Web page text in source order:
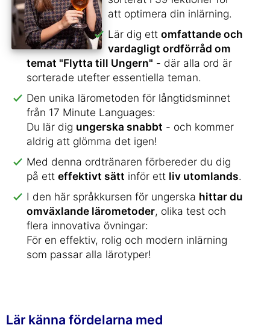
att optimera din inlärning.
Lär dig ett omfattande och
vardagligt ordförråd om
temat "Flytta till Ungern" - där alla ord är
sorterade utefter essentiella teman.
Den unika lärometoden för långtidsminnet
från 17 Minute Languages:
Du lär dig ungerska snabbt - och kommer
aldrig att glömma det igen!
Med denna ordtränaren förbereder du dig
på ett effektivt sätt inför ett liv utomlands.
I den här språkkursen för ungerska hittar du
omväxlande lärometoder, olika test och
flera innovativa övningar:
För en effektiv, rolig och modern inlärning
som passar alla lärotyper!
Lär känna fördelarna med